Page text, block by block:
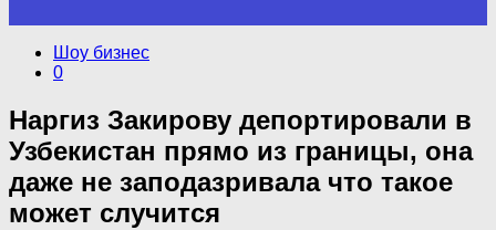
Шоу бизнес
0
Наргиз Закирову депортировали в
Узбекистан прямо из границы, она
даже не заподазривала что такое
может случится